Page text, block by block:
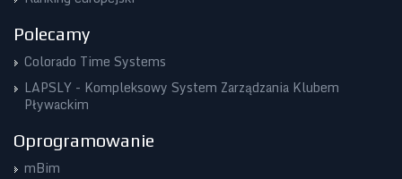
Polecamy
Colorado Time Systems
LAPSLY - Kompleksowy System Zarządzania Klubem
Pływackim
Oprogramowanie
mBim